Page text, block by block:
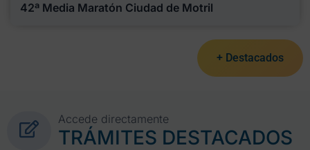
42ª Media Maratón Ciudad de Motril
+ Destacados
Accede directamente
TRÁMITES DESTACADOS